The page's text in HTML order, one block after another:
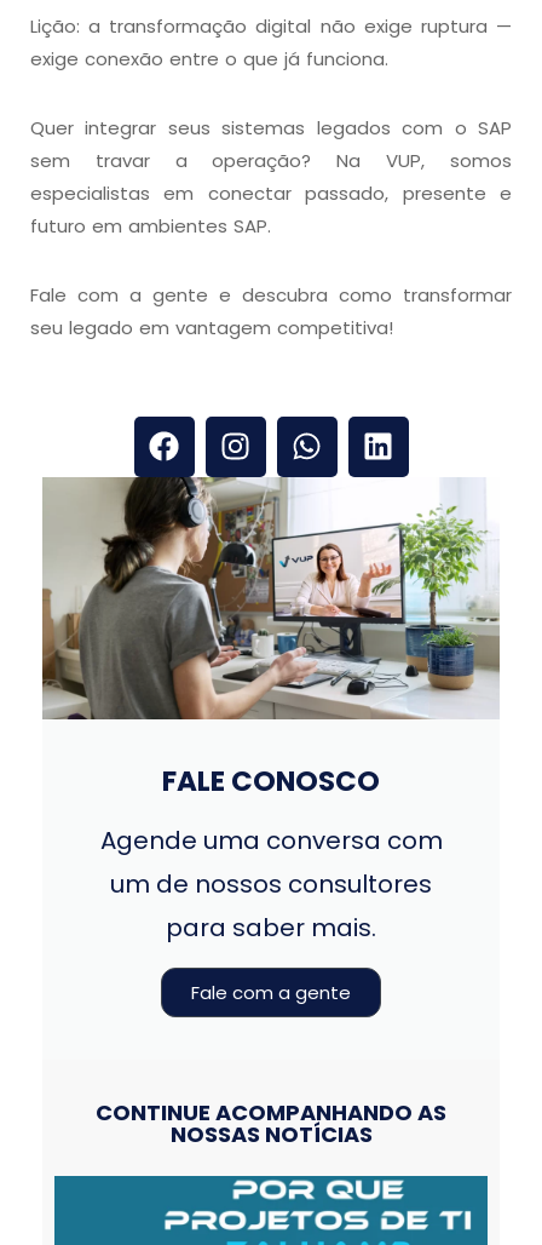
Lição: a transformação digital não exige ruptura —
exige conexão entre o que já funciona.
Quer integrar seus sistemas legados com o SAP
sem travar a operação? Na VUP, somos
especialistas em conectar passado, presente e
futuro em ambientes SAP.
Fale com a gente e descubra como transformar
seu legado em vantagem competitiva!
FALE CONOSCO
Agende uma conversa com
um de nossos consultores
para saber mais.
Fale com a gente
CONTINUE ACOMPANHANDO AS
NOSSAS NOTÍCIAS